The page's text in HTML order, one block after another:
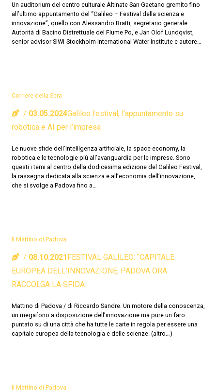
Un auditorium del centro culturale Altinate San Gaetano gremito fino
all’ultimo appuntamento del “Galileo – Festival della scienza e
innovazione”, quello con Alessandro Bratti, segretario generale
Autorità di Bacino Distrettuale del Fiume Po, e Jan Olof Lundqvist,
senior advisor SIWI-Stockholm International Water Institute e autore…
Corriere della Sera
03.05.2024Galileo festival, l’appuntamento su
robotica e AI per l’impresa
Le nuove sfide dell’intelligenza artificiale, la space economy, la
robotica e le tecnologie più all’avanguardia per le imprese. Sono
questi i temi al centro della dodicesima edizione del Galileo Festival,
la rassegna dedicata alla scienza e all’economia dell’innovazione,
che si svolge a Padova fino a…
Il Mattino di Padova
08.10.2021FESTIVAL GALILEO: “CAPITALE
EUROPEA DELL’INNOVAZIONE, PADOVA ORA
RACCOLGA LA SFIDA
Mattino di Padova / di Riccardo Sandre. Un motore della conoscenza,
un megafono a disposizione dell’innovazione ma pure un faro
puntato su di una città che ha tutte le carte in regola per essere una
capitale europea della tecnologia e delle scienze. (altro…)
Il Mattino di Padova